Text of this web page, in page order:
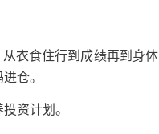
衣食住行到成绩再到身体
仓。
资计划。